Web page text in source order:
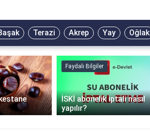
Terazi Akrep Yay Oğlak
Faydalı Bilgiler
İSKİ abonelik iptali nasıl
yapılır?